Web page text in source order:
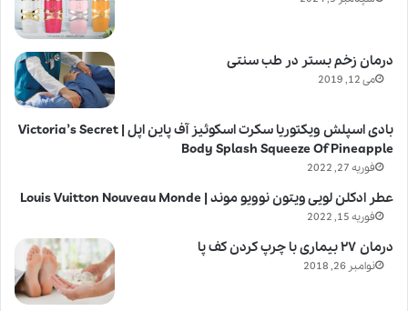
درمان زخم بستر در طب سنتی
می 12, 2019
بادی اسپلش ویکتوریا سکرت اسکوئیز آف پاین اپل | Victoria’s Secret
Body Splash Squeeze Of Pineapple
فوریه 27, 2022
عطر ادکلن لویی ویتون نوویو موند | Louis Vuitton Nouveau Monde
فوریه 15, 2022
درمان ۲۷ بیماری با چرپ کردن کف پا
نوامبر 26, 2018